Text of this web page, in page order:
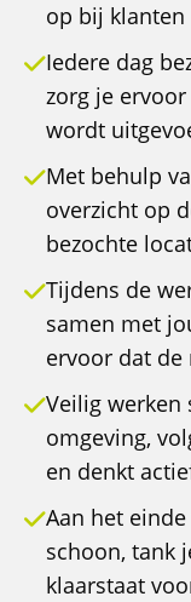
op bij
Iedere dag
zorg je
wordt
Met behulp
overzicht op
bezochte
Tijdens de
samen met
ervoor dat
Veilig werken
omgeving,
en denkt
Aan het
schoon, tank
klaarstaat